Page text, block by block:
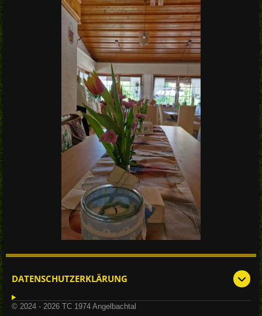
DATENSCHUTZERKLÄRUNG
© 2024 - 2026 TC 1974 Angelbachtal